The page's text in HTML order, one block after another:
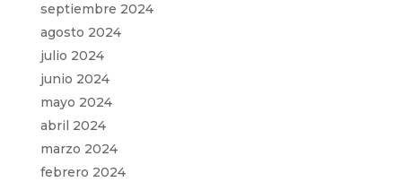
septiembre 2024
agosto 2024
julio 2024
junio 2024
mayo 2024
abril 2024
marzo 2024
febrero 2024